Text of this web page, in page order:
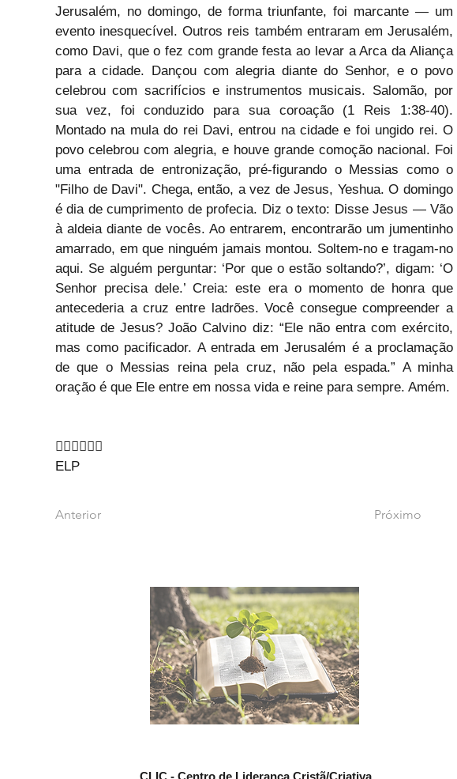
Jerusalém, no domingo, de forma triunfante, foi marcante — um
evento inesquecível. Outros reis também entraram em Jerusalém,
como Davi, que o fez com grande festa ao levar a Arca da Aliança
para a cidade. Dançou com alegria diante do Senhor, e o povo
celebrou com sacrifícios e instrumentos musicais. Salomão, por
sua vez, foi conduzido para sua coroação (1 Reis 1:38-40).
Montado na mula do rei Davi, entrou na cidade e foi ungido rei. O
povo celebrou com alegria, e houve grande comoção nacional. Foi
uma entrada de entronização, pré-figurando o Messias como o
"Filho de Davi". Chega, então, a vez de Jesus, Yeshua. O domingo
é dia de cumprimento de profecia. Diz o texto: Disse Jesus — Vão
à aldeia diante de vocês. Ao entrarem, encontrarão um jumentinho
amarrado, em que ninguém jamais montou. Soltem-no e tragam-no
aqui. Se alguém perguntar: ‘Por que o estão soltando?’, digam: ‘O
Senhor precisa dele.’ Creia: este era o momento de honra que
antecederia a cruz entre ladrões. Você consegue compreender a
atitude de Jesus? João Calvino diz: “Ele não entra com exército,
mas como pacificador. A entrada em Jerusalém é a proclamação
de que o Messias reina pela cruz, não pela espada.” A minha
oração é que Ele entre em nossa vida e reine para sempre. Amém.
🙇‍♂🙇‍♂🙇‍♂
ELP
Anterior Próximo
CLIC - Centro de Liderança Cristã/Criativa